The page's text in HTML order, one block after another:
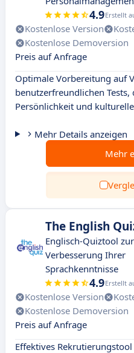
4.9Erstellt
Kostenlose Version
Kostenlose Demoversion
Preis auf Anfrage
Optimale Vorbereitung auf
benutzerfreundlichen Tests,
Persönlichkeit und
Mehr Details anzeigen
Mehr
The English
Englisch-Quiztool zur
Verbesserung Ihrer
Sprachkenntnisse
4.9Erstellt
Kostenlose Version
Kostenlose Demoversion
Preis auf Anfrage
Effektives